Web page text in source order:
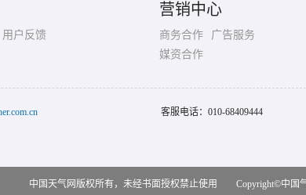
用户反馈
营销中心
商务合作
广告服务
媒资合作
客服电话： 010-68409444
中国天气网版权所有，未经书面授权禁止使用 Copyright©中国